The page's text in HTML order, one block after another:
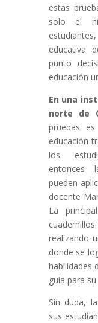
estas
solo el
educativa
punto
educación
En una
norte de
pruebas
educación
los
entonces
pueden
docente
La
realizando
donde se
habilidades
guía para
Sin duda,
sus